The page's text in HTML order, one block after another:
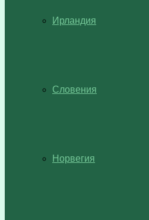
Ирландия
Словения
Норвегия